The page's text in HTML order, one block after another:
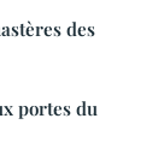
des
portes du